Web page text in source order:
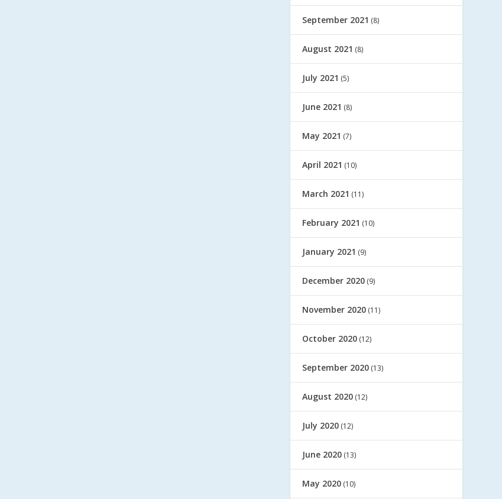
September 2021 (8)
August 2021 (8)
July 2021 (5)
June 2021 (8)
May 2021 (7)
April 2021 (10)
March 2021 (11)
February 2021 (10)
January 2021 (9)
December 2020 (9)
November 2020 (11)
October 2020 (12)
September 2020 (13)
August 2020 (12)
July 2020 (12)
June 2020 (13)
May 2020 (10)